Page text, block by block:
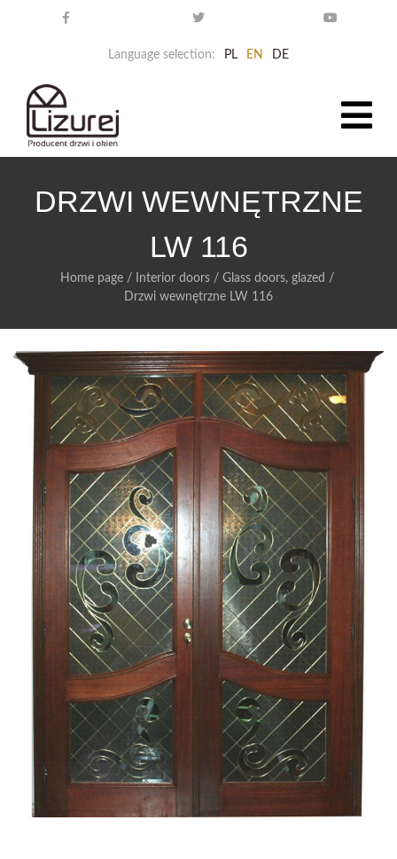
Language selection: PL EN DE
DRZWI WEWNĘTRZNE
LW 116
Home page/ Interior doors/ Glass doors, glazed /
Drzwi wewnętrzne LW 116